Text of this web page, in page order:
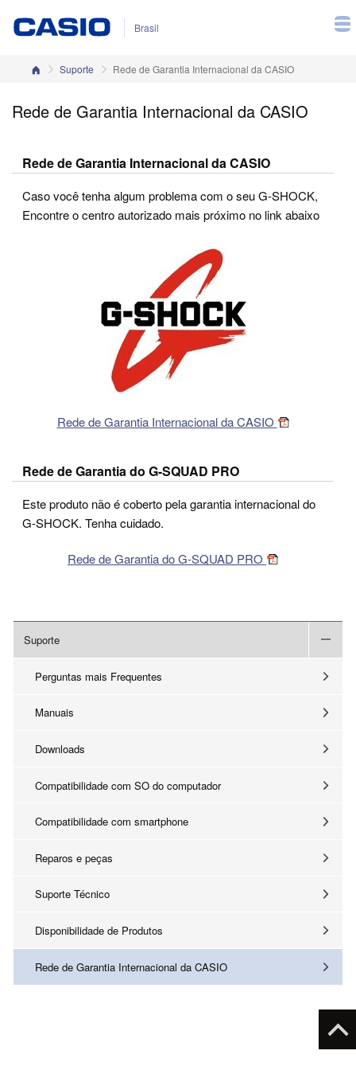
Brasil
Página inicial
Suporte Rede de Garantia Internacional da CASIO
Rede de Garantia Internacional da CASIO
Rede de Garantia Internacional da CASIO
Caso você tenha algum problema com o seu G-SHOCK,
Encontre o centro autorizado mais próximo no link abaixo
Rede de Garantia Internacional da CASIO
Rede de Garantia do G-SQUAD PRO
Este produto não é coberto pela garantia internacional do
G-SHOCK. Tenha cuidado.
Rede de Garantia do G-SQUAD PRO
Suporte
Perguntas mais Frequentes
Manuais
Downloads
Compatibilidade com SO do computador
Compatibilidade com smartphone
Reparos e peças
Suporte Técnico
Disponibilidade de Produtos
Rede de Garantia Internacional da CASIO